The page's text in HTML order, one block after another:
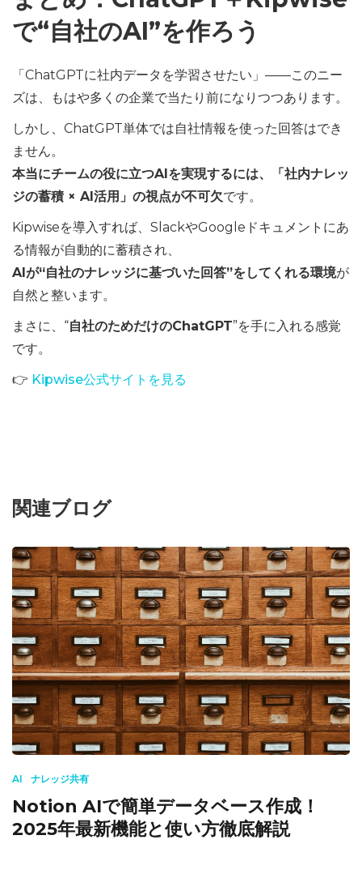
で“自社のAI”を作ろう
「ChatGPTに社内データを学習させたい」——このニー
ズは、もはや多くの企業で当たり前になりつつあります。
しかし、ChatGPT単体では自社情報を使った回答はでき
ません。
本当にチームの役に立つAIを実現するには、「社内ナレッ
ジの蓄積 × AI活用」の視点が不可欠です。
Kipwiseを導入すれば、SlackやGoogleドキュメントにあ
る情報が自動的に蓄積され、
AIが“自社のナレッジに基づいた回答”をしてくれる環境が
自然と整います。
まさに、“自社のためだけのChatGPT”を手に入れる感覚
です。
👉 Kipwise公式サイトを見る
関連ブログ
AI ナレッジ共有
Notion AIで簡単データベース作成！
2025年最新機能と使い方徹底解説